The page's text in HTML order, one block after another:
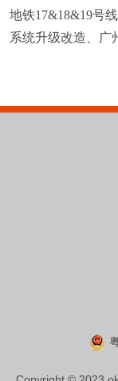
地铁17&18&19号
系统升级改造、广